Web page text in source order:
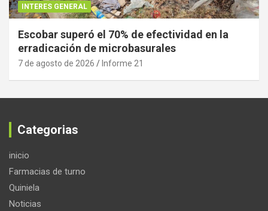
INTERES GENERAL
Escobar superó el 70% de efectividad en la
erradicación de microbasurales
7 de agosto de 2026 Informe 21
Categorias
inicio
Farmacias de turno
Quiniela
Noticias